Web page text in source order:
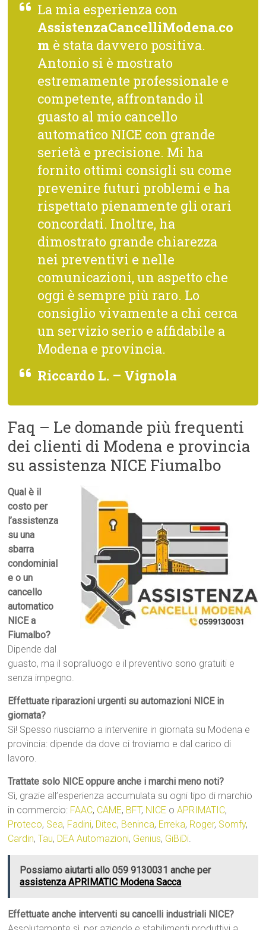
La mia esperienza con
AssistenzaCancelliModena.co
m è stata davvero positiva.
Antonio si è mostrato
estremamente professionale e
competente, affrontando il
guasto al mio cancello
automatico NICE con grande
serietà e precisione. Mi ha
fornito ottimi consigli su come
prevenire futuri problemi e ha
rispettato pienamente gli orari
concordati. Inoltre, ha
dimostrato grande chiarezza
nei preventivi e nelle
comunicazioni, un aspetto che
oggi è sempre più raro. Lo
consiglio vivamente a chi cerca
un servizio serio e affidabile a
Modena e provincia.
Riccardo L. – Vignola
Faq – Le domande più frequenti
dei clienti di Modena e provincia
su assistenza NICE Fiumalbo
Qual è il
costo per
l’assistenza
su una
sbarra
condominial
e o un
cancello
automatico
NICE a
Fiumalbo?
Dipende dal
guasto, ma il sopralluogo e il preventivo sono gratuiti e
senza impegno.
Effettuate riparazioni urgenti su automazioni NICE in
giornata?
Sì! Spesso riusciamo a intervenire in giornata su Modena e
provincia: dipende da dove ci troviamo e dal carico di
lavoro.
Trattate solo NICE oppure anche i marchi meno noti?
Sì, grazie all’esperienza accumulata su ogni tipo di marchio
in commercio: FAAC, CAME, BFT, NICE oAPRIMATIC,
Proteco, Sea, Fadini, Ditec, Beninca, Erreka, Roger, Somfy,
Cardin,Tau, DEA Automazioni, Genius, GiBiDi.
Possiamo aiutarti allo 059 9130031 anche per
assistenza APRIMATIC Modena Sacca
Effettuate anche interventi su cancelli industriali NICE?